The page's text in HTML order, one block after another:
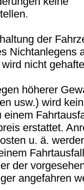
der
Nichtanlegens
nicht
höherer
usw.) wird
erstattet.
u. ä.
der
angefahren